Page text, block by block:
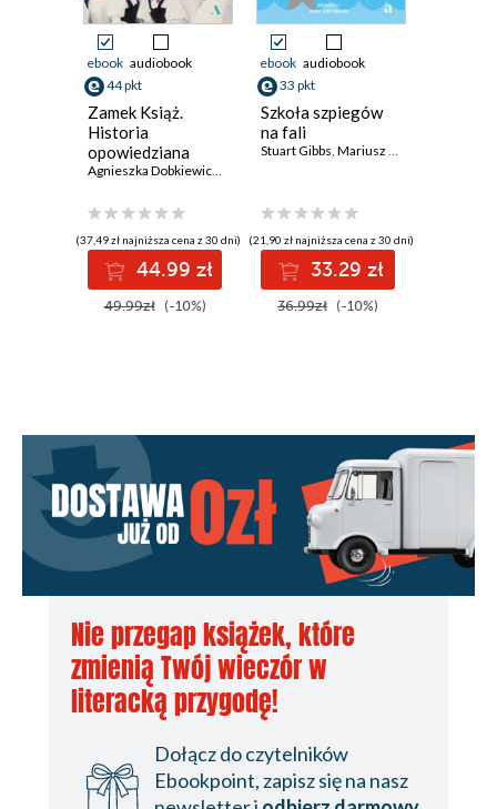
ebook audiobook
44 pkt
Zamek Książ.
Historia
opowiedziana
głosami służących
(37,49 zł najniższa cena z 30 dni)
44.99 zł
49.99zł (-10%)
ebook audiobook
33 pkt
Szkoła szpiegów
na fali
Stuart Gibbs Mariusz Andryszczyk (ilustrator)
(21,90 zł najniższa cena z 30 dni)
33.29 zł
36.99zł (-10%)
Nie przegap książek, które
zmienią Twój wieczór w
literacką przygodę!
Dołącz do czytelników
Ebookpoint, zapisz się na nasz